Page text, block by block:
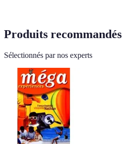
Produits recommandés
Sélectionnés par nos experts